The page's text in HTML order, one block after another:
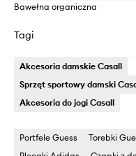
Bawełna organiczna
Tagi
Akcesoria damskie Casall
Sprzęt sportowy damski
Akcesoria do jogi Casall
Portfele Guess Torebki